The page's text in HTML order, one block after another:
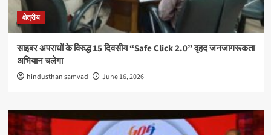
क्षेत्रीय
साइबर अपराधों के विरुद्ध 15 दिवसीय “Safe Click 2.0” वृहद जनजागरूकता
अभियान चलेगा
hindusthan samvad June 16, 2026